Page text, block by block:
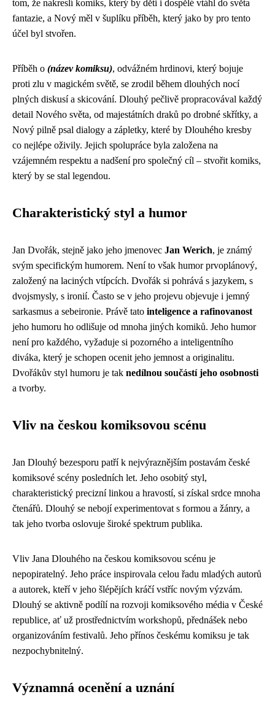
tom, že nakreslí komiks, který by děti i dospělé vtáhl do světa
fantazie, a Nový měl v šuplíku příběh, který jako by pro tento
účel byl stvořen.
Příběh o (název komiksu), odvážném hrdinovi, který bojuje
proti zlu v magickém světě, se zrodil během dlouhých nocí
plných diskusí a skicování. Dlouhý pečlivě propracovával každý
detail Nového světa, od majestátních draků po drobné skřítky, a
Nový pilně psal dialogy a zápletky, které by Dlouhého kresby
co nejlépe oživily. Jejich spolupráce byla založena na
vzájemném respektu a nadšení pro společný cíl – stvořit komiks,
který by se stal legendou.
Charakteristický styl a humor
Jan Dvořák, stejně jako jeho jmenovec Jan Werich, je známý
svým specifickým humorem. Není to však humor prvoplánový,
založený na laciných vtípcích. Dvořák si pohrává s jazykem, s
dvojsmysly, s ironií. Často se v jeho projevu objevuje i jemný
sarkasmus a sebeironie. Právě tato inteligence a rafinovanost
jeho humoru ho odlišuje od mnoha jiných komiků. Jeho humor
není pro každého, vyžaduje si pozorného a inteligentního
diváka, který je schopen ocenit jeho jemnost a originalitu.
Dvořákův styl humoru je tak nedílnou součástí jeho osobnosti
a tvorby.
Vliv na českou komiksovou scénu
Jan Dlouhý bezesporu patří k nejvýraznějším postavám české
komiksové scény posledních let. Jeho osobitý styl,
charakteristický precizní linkou a hravostí, si získal srdce mnoha
čtenářů. Dlouhý se nebojí experimentovat s formou a žánry, a
tak jeho tvorba oslovuje široké spektrum publika.
Vliv Jana Dlouhého na českou komiksovou scénu je
nepopiratelný. Jeho práce inspirovala celou řadu mladých autorů
a autorek, kteří v jeho šlépějích kráčí vstříc novým výzvám.
Dlouhý se aktivně podílí na rozvoji komiksového média v České
republice, ať už prostřednictvím workshopů, přednášek nebo
organizováním festivalů. Jeho přínos českému komiksu je tak
nezpochybnitelný.
Významná ocenění a uznání